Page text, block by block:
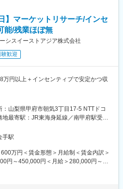
】マーケットリサーチ/インセ
能/残業ほぼ無
シスイーストアジア株式会社
験歓迎
万円以上＋インセンティブで安定かつ収
く、見ず知らずの相手に電話をする仕事
でも、多くの未経験者が一歩ずつ成長
んでいます。努力が成果に直結する仕事
ます
企業に提供、設備投資などの案件に関
：山梨県甲府市朝気3丁目17-5 NTTドコ
地最寄駅：JR東海身延線／南甲府駅受動
変更の範囲：会社の定める事業所
手駅
万円＜賃金形態＞月給制＜賃金内訳＞
円～450,000円＜月給＞280,000円～